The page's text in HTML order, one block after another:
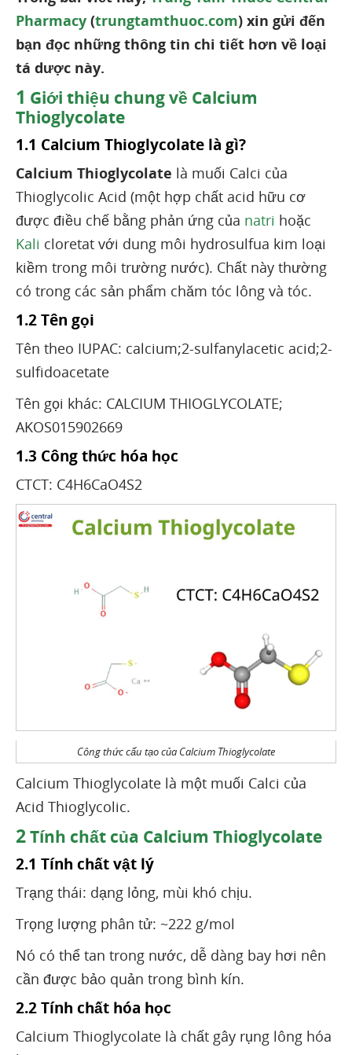
Pharmacy (trungtamthuoc.com) xin gửi đến
bạn đọc những thông tin chi tiết hơn về loại
tá dược này.
1 Giới thiệu chung về Calcium
Thioglycolate
1.1 Calcium Thioglycolate là gì?
Calcium Thioglycolate là muối Calci của
Thioglycolic Acid (một hợp chất acid hữu cơ
được điều chế bằng phản ứng của natri hoặc
Kali cloretat với dung môi hydrosulfua kim loại
kiềm trong môi trường nước). Chất này thường
có trong các sản phẩm chăm tóc lông và tóc.
1.2 Tên gọi
Tên theo IUPAC: calcium;2-sulfanylacetic acid;2-
sulfidoacetate
Tên gọi khác: CALCIUM THIOGLYCOLATE;
AKOS015902669
1.3 Công thức hóa học
CTCT: C4H6CaO4S2
Công thức cấu tạo của Calcium Thioglycolate
Calcium Thioglycolate là một muối Calci của
Acid Thioglycolic.
2Tính chất của Calcium Thioglycolate
2.1 Tính chất vật lý
Trạng thái: dạng lỏng, mùi khó chịu.
Trọng lượng phân tử: ~222 g/mol
Nó có thể tan trong nước, dễ dàng bay hơi nên
cần được bảo quản trong bình kín.
2.2 Tính chất hóa học
Calcium Thioglycolate là chất gây rụng lông hóa